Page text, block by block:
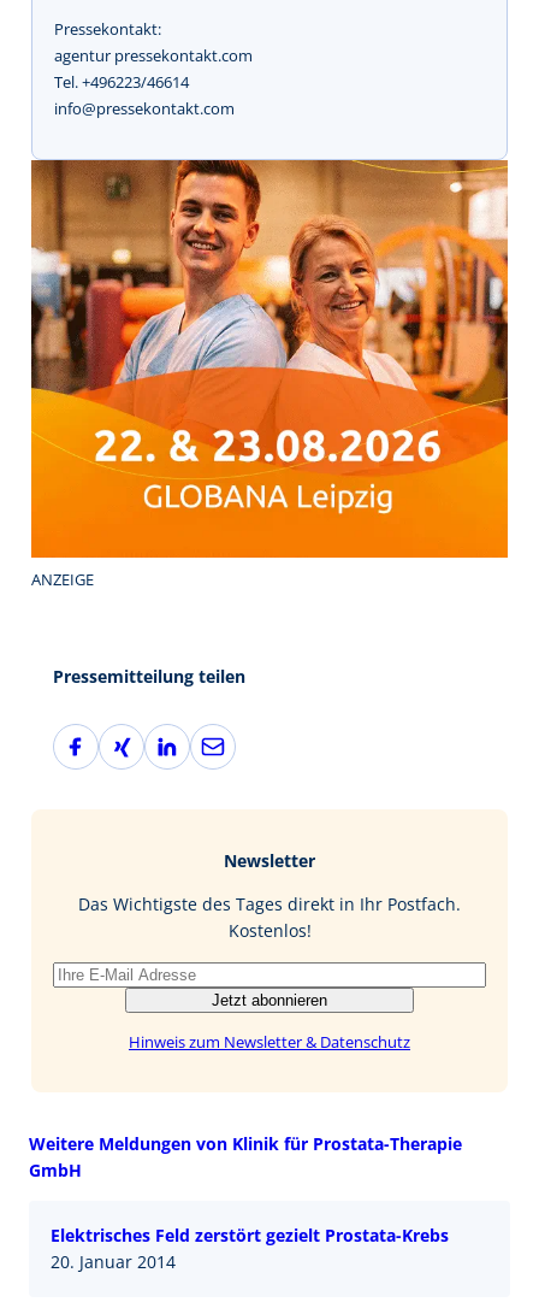
Pressekontakt:
agentur pressekontakt.com
Tel. +496223/46614
info@pressekontakt.com
ANZEIGE
Pressemitteilung teilen
F
a
X
i
L
i
I
E
-
Newsletter
Das Wichtigste des Tages direkt in Ihr Postfach.
Kostenlos!
Jetzt abonnieren
Hinweis zum Newsletter & Datenschutz
Weitere Meldungen von Klinik für Prostata-Therapie
GmbH
Elektrisches Feld zerstört gezielt Prostata-Krebs
20. Januar 2014